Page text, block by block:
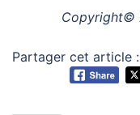
Copyright©
Partager cet article :